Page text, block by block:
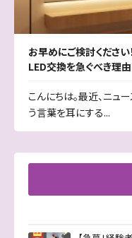
お早めにご検討くださ
LED交換を急ぐべき理
こんにちは。最近、ニュ
う言葉を耳にする...